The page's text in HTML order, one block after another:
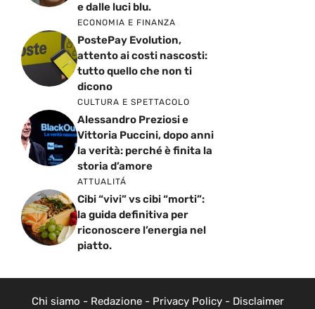
e dalle luci blu.
ECONOMIA E FINANZA
PostePay Evolution,
attento ai costi nascosti:
tutto quello che non ti
dicono
CULTURA E SPETTACOLO
Alessandro Preziosi e
Vittoria Puccini, dopo anni
la verità: perché è finita la
storia d’amore
ATTUALITÁ
Cibi “vivi” vs cibi “morti”:
la guida definitiva per
riconoscere l’energia nel
piatto.
Chi siamo - Redazione- Privacy Policy- Disclaimer